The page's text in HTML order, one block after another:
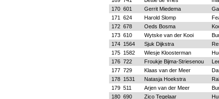
170 601 Gerrit Miedema
171
624 Harold Slomp
172 678 Oeds Bosma
173 610 Wytske van der Kooi
174 1564 Sjuk Dijkstra
175 1582 Wiesje Kloosterman
176 722 Froukje Bijma-Striesenou
177 729 Klaas van der Meer
178 1531 Natasja Hoekstra
179 511 Arjen van der Meer
180 690 Zico Tegelaar